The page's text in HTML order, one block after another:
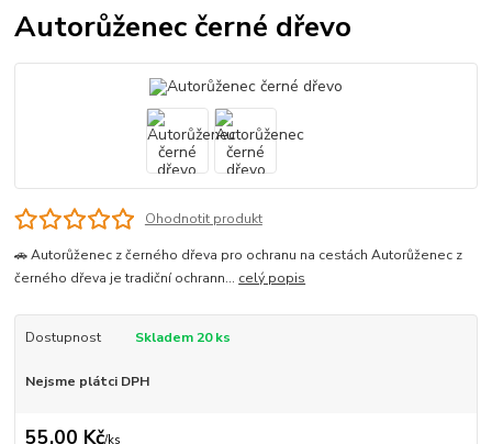
Autorůženec černé dřevo
Ohodnotit produkt
🚗 Autorůženec z černého dřeva pro ochranu na cestách Autorůženec z
černého dřeva je tradiční ochrann... celý popis
Dostupnost Skladem 20 ks
Nejsme plátci DPH
55,00 Kč/ks